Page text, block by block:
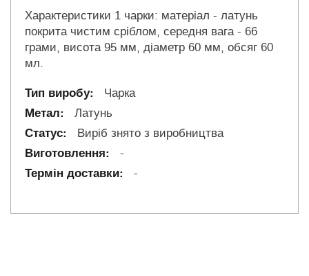
Характеристики 1 чарки: матеріал - латунь
покрита чистим сріблом, середня вага - 66
грами, висота 95 мм, діаметр 60 мм, обсяг 60
мл.
Чарка
Латунь
Виріб знято з виробництва
-
-